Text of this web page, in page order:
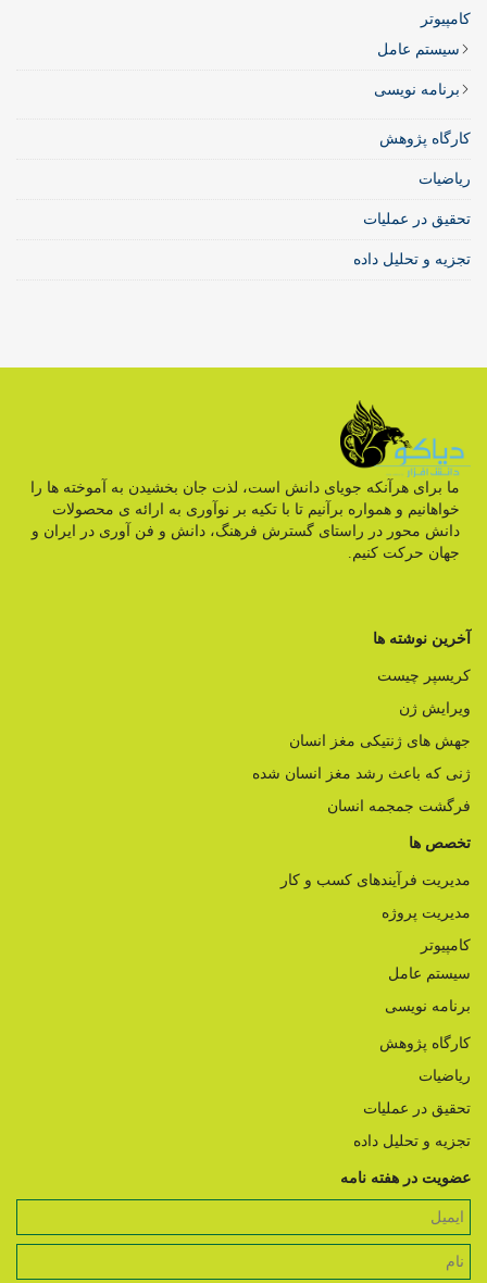
کامپیوتر
سیستم عامل
برنامه نویسی
کارگاه پژوهش
ریاضیات
تحقیق در عملیات
تجزیه و تحلیل داده
ما برای هرآنکه جویای دانش است، لذت جان بخشیدن به آموخته ها را
خواهانیم و همواره برآنیم تا با تکیه بر نوآوری به ارائه ی محصولات
دانش محور در راستای گسترش فرهنگ، دانش و فن آوری در ایران و
جهان حرکت کنیم.
آخرین نوشته ها
کریسپر چیست
ویرایش ژن
جهش های ژنتیکی مغز انسان
ژنی که باعث رشد مغز انسان شده
فرگشت جمجمه انسان
تخصص ها
مدیریت فرآیندهای کسب و کار
مدیریت پروژه
کامپیوتر
سیستم عامل
برنامه نویسی
کارگاه پژوهش
ریاضیات
تحقیق در عملیات
تجزیه و تحلیل داده
عضویت در هفته نامه